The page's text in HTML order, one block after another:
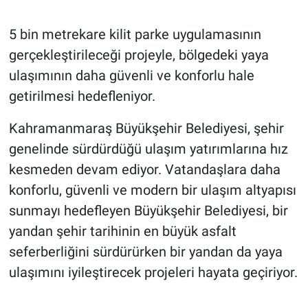
5 bin metrekare kilit parke uygulamasının
gerçekleştirileceği projeyle, bölgedeki yaya
ulaşımının daha güvenli ve konforlu hale
getirilmesi hedefleniyor.
Kahramanmaraş Büyükşehir Belediyesi, şehir
genelinde sürdürdüğü ulaşım yatırımlarına hız
kesmeden devam ediyor. Vatandaşlara daha
konforlu, güvenli ve modern bir ulaşım altyapısı
sunmayı hedefleyen Büyükşehir Belediyesi, bir
yandan şehir tarihinin en büyük asfalt
seferberliğini sürdürürken bir yandan da yaya
ulaşımını iyileştirecek projeleri hayata geçiriyor.